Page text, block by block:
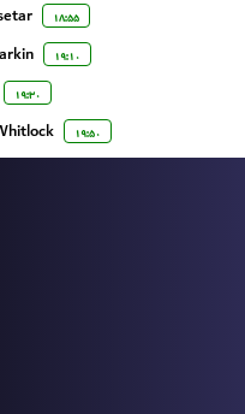
۱۸:۵۵
۱۹:۱۰
۱۹:۳۰
۱۹:۵۰